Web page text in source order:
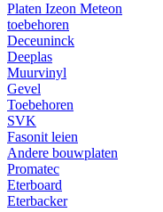
Platen Izeon Meteon
toebehoren
Deceuninck
Deeplas
Muurvinyl
Gevel
Toebehoren
SVK
Fasonit leien
Andere bouwplaten
Promatec
Eterboard
Eterbacker